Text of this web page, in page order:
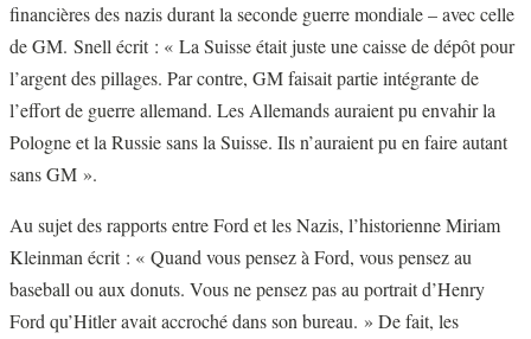
financières des nazis durant la seconde guerre mondiale – avec celle
de GM. Snell écrit : « La Suisse était juste une caisse de dépôt pour
l’argent des pillages. Par contre, GM faisait partie intégrante de
l’effort de guerre allemand. Les Allemands auraient pu envahir la
Pologne et la Russie sans la Suisse. Ils n’auraient pu en faire autant
sans GM ».
Au sujet des rapports entre Ford et les Nazis, l’historienne Miriam
Kleinman écrit : « Quand vous pensez à Ford, vous pensez au
baseball ou aux donuts. Vous ne pensez pas au portrait d’Henry
Ford qu’Hitler avait accroché dans son bureau. » De fait, les